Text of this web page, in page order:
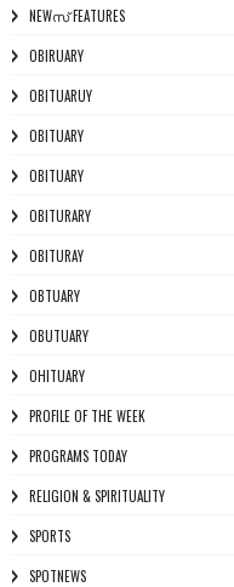
NEWസ് FEATURES
OBIRUARY
OBITUARUY
OBITUARY
OBITUARY
OBITURARY
OBITURAY
OBTUARY
OBUTUARY
OHITUARY
PROFILE OF THE WEEK
PROGRAMS TODAY
RELIGION & SPIRITUALITY
SPORTS
SPOTNEWS